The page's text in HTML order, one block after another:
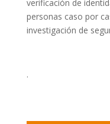
verificación de
personas caso por
investigación de
.